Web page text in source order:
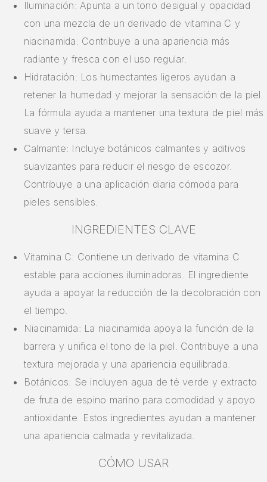
Iluminación: Apunta a un tono desigual y opacidad
con una mezcla de un derivado de vitamina C y
niacinamida. Contribuye a una apariencia más
radiante y fresca con el uso regular.
Hidratación: Los humectantes ligeros ayudan a
retener la humedad y mejorar la sensación de la piel.
La fórmula ayuda a mantener una textura de piel más
suave y tersa.
Calmante: Incluye botánicos calmantes y aditivos
suavizantes para reducir el riesgo de escozor.
Contribuye a una aplicación diaria cómoda para
pieles sensibles.
INGREDIENTES CLAVE
Vitamina C: Contiene un derivado de vitamina C
estable para acciones iluminadoras. El ingrediente
ayuda a apoyar la reducción de la decoloración con
el tiempo.
Niacinamida: La niacinamida apoya la función de la
barrera y unifica el tono de la piel. Contribuye a una
textura mejorada y una apariencia equilibrada.
Botánicos: Se incluyen agua de té verde y extracto
de fruta de espino marino para comodidad y apoyo
antioxidante. Estos ingredientes ayudan a mantener
una apariencia calmada y revitalizada.
CÓMO USAR